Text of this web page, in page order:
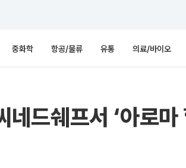
중화학 항공/물류 유통 의료/바이오
드쉐프서 ‘아로마